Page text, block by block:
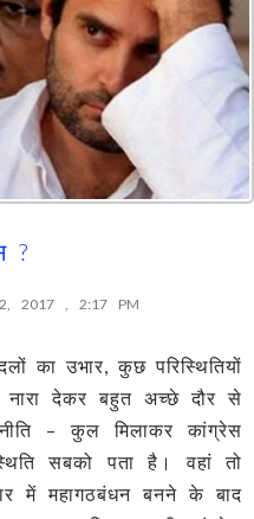
?
2, 2017 , 2:17 PM
का उभार, कुछ परिस्थितियों
देकर बहुत अच्छे दौर से
– कुल मिलाकर कांग्रेस
सबको पता है। वहां तो
में महागठबंधन बनने के बाद